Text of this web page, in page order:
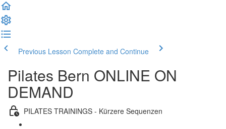
Previous Lesson Complete and Continue
Pilates Bern ONLINE ON
DEMAND
PILATES TRAININGS - Kürzere Sequenzen